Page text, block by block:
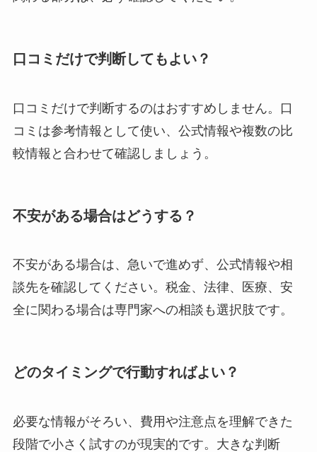
口コミだけで判断してもよい？
口コミだけで判断するのはおすすめしません。口
コミは参考情報として使い、公式情報や複数の比
較情報と合わせて確認しましょう。
不安がある場合はどうする？
不安がある場合は、急いで進めず、公式情報や相
談先を確認してください。税金、法律、医療、安
全に関わる場合は専門家への相談も選択肢です。
どのタイミングで行動すればよい？
必要な情報がそろい、費用や注意点を理解できた
段階で小さく試すのが現実的です。大きな判断